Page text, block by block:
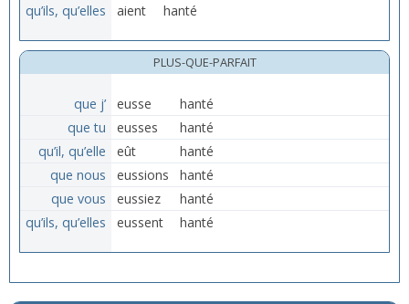
qu’ils, qu’elles
aient hanté
PLUS-QUE-PARFAIT
que j’ eusse
hanté
que tu
eusses
hanté
qu’il, qu’elle
eût
hanté
que nous
eussions
hanté
que vous
eussiez
hanté
qu’ils, qu’elles
eussent hanté